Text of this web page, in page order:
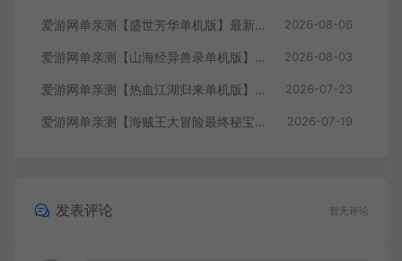
爱游网单亲测【盛世芳华单机版】最新整理宫斗养成回合抽卡多区跨服代金券内购虚拟机一键端视频教学+linux手工外网端文本教学 2026-08-06
爱游网单亲测【山海经异兽录单机版】最新整理11赛季代金券内购版 带GM物品充值后台 模拟器手游 解压一键端 视频安装教学+手工端文本教学 2026-08-03
爱游网单亲测【热血江湖归来单机版】最新整理7职业精修多项修复 带网页GM物品后台 代金券内购 虚拟机一键端视频安装教学+手工端文本教学 2026-07-23
爱游网单亲测【海贼王大冒险最终秘宝】最新整理单机修复版 带网页GM充值物品后台 回合制抽卡模拟器手游 虚拟机一键端视频教学+手工端文本教学 2026-07-19
发表评论 暂无评论